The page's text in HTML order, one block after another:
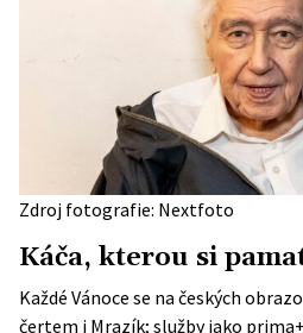
Zdroj fotografie: Nextfoto
Káča, kterou si
Každé Vánoce se na českých
čertem i Mrazík; služby jako